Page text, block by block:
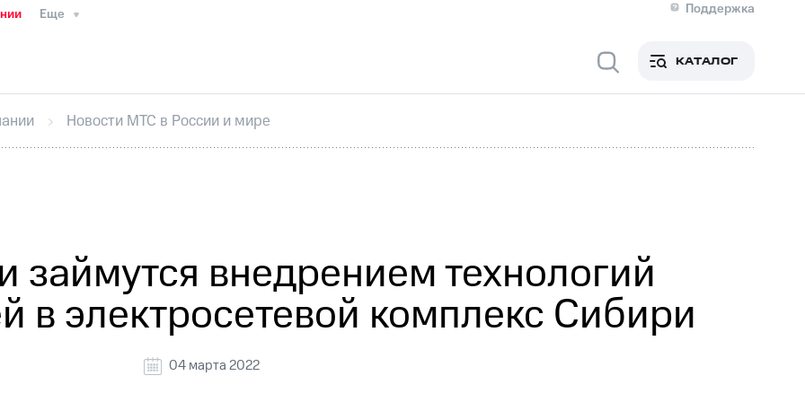
Еще
Поддержка
Медиа-центр
ИнтервьюФинансовая отчетностьКонтактыНовости в регионе
секретарьРаскрытие информации
кабинет акционераАкционерный капиталКонтроль и аудитРынок акций
КАТАЛОГ
Новости МТС в России и мире
займутся внедрением технологий
в электросетевой комплекс Сибири
04 марта 2022